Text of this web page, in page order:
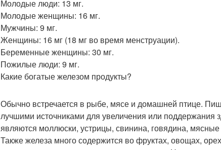
Молодые люди: 13 мг.
Молодые женщины: 16 мг.
Мужчины: 9 мг.
Женщины: 16 мг (18 мг во время менструации).
Беременные женщины: 30 мг.
Пожилые люди: 9 мг.
Какие богатые железом продукты?
Обычно встречается в рыбе, мясе и домашней птице.
лучшими источниками для увеличения или поддержания
являются моллюски, устрицы, свинина, говядина, мясные
Также железа много содержится во фруктах, овощах,